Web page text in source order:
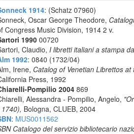
1914: (Schatz 07960)
Oscar George Theodore,
Congress Music Division, 1914 2 v.
199000720
Claudio, I libretti italiani a stampa
1992: 0840 (1732/04)
Irene, Catalog of Venetian Librettos
Press, 1992
Pompilio 2004 869
Alessandra - Pompilio, Angelo,
Bologna, CLUEB, 2004
: MUS0011562
Catalogo del servizio bibliotecario